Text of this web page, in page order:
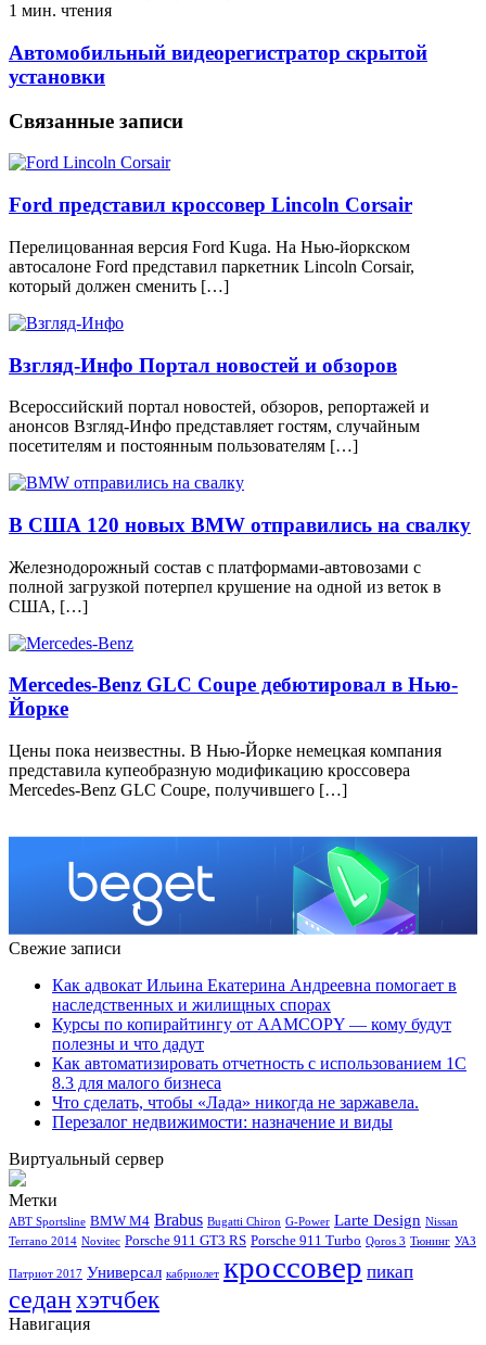
1 мин. чтения
Автомобильный видеорегистратор скрытой
установки
Связанные записи
Ford представил кроссовер Lincoln Corsair
Перелицованная версия Ford Kuga. На Нью-йоркском
автосалоне Ford представил паркетник Lincoln Corsair,
который должен сменить […]
Взгляд-Инфо Портал новостей и обзоров
Всероссийский портал новостей, обзоров, репортажей и
анонсов Взгляд-Инфо представляет гостям, случайным
посетителям и постоянным пользователям […]
В США 120 новых BMW отправились на свалку
Железнодорожный состав с платформами-автовозами с
полной загрузкой потерпел крушение на одной из веток в
США, […]
Mercedes-Benz GLC Coupe дебютировал в Нью-
Йорке
Цены пока неизвестны. В Нью-Йорке немецкая компания
представила купеобразную модификацию кроссовера
Mercedes-Benz GLC Coupe, получившего […]
Свежие записи
Как адвокат Ильина Екатерина Андреевна помогает в
наследственных и жилищных спорах
Курсы по копирайтингу от AAMCOPY — кому будут
полезны и что дадут
Как автоматизировать отчетность с использованием 1С
8.3 для малого бизнеса
Что сделать, чтобы «Лада» никогда не заржавела.
Перезалог недвижимости: назначение и виды
Виртуальный сервер
Метки
ABT Sportsline BMW M4 Brabus Bugatti Chiron G-Power Larte Design Nissan
Terrano 2014 Novitec Porsche 911 GT3 RS Porsche 911 Turbo Qoros 3 Тюнинг УАЗ
Патриот 2017 Универсал кабриолет кроссовер пикап
седанхэтчбек
Навигация